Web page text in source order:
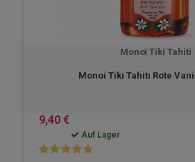
Monoï Tiki Tahiti
Monoi Tiki Tahiti Rote
9,40 €
Auf Lager